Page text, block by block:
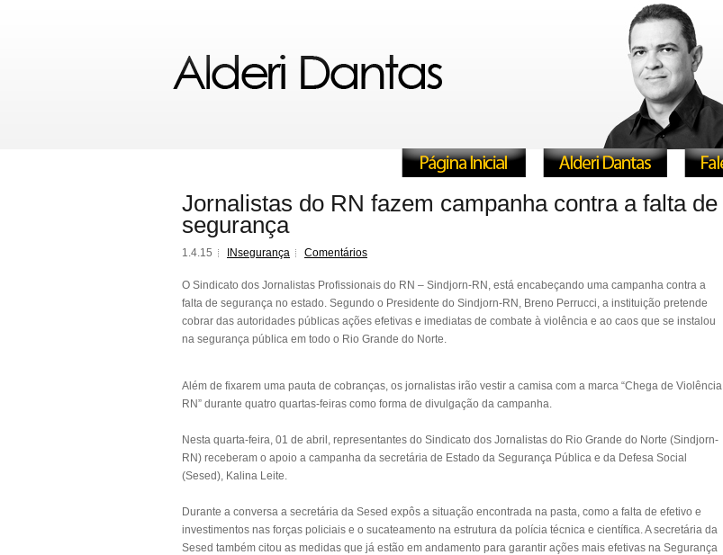
Jornalistas do RN fazem campanha contra a falta de
segurança
1.4.15 INsegurança Comentários
O Sindicato dos Jornalistas Profissionais do RN – Sindjorn-RN, está encabeçando uma campanha contra a
falta de segurança no estado. Segundo o Presidente do Sindjorn-RN, Breno Perrucci, a instituição pretende
cobrar das autoridades públicas ações efetivas e imediatas de combate à violência e ao caos que se instalou
na segurança pública em todo o Rio Grande do Norte.
Além de fixarem uma pauta de cobranças, os jornalistas irão vestir a camisa com a marca “Chega de Violência
RN” durante quatro quartas-feiras como forma de divulgação da campanha.
Nesta quarta-feira, 01 de abril, representantes do Sindicato dos Jornalistas do Rio Grande do Norte (Sindjorn-
RN) receberam o apoio a campanha da secretária de Estado da Segurança Pública e da Defesa Social
(Sesed), Kalina Leite.
Durante a conversa a secretária da Sesed expôs a situação encontrada na pasta, como a falta de efetivo e
investimentos nas forças policiais e o sucateamento na estrutura da polícia técnica e científica. A secretária da
Sesed também citou as medidas que já estão em andamento para garantir ações mais efetivas na Segurança